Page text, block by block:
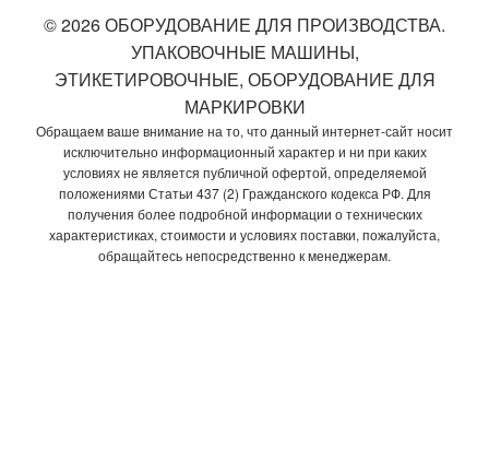
© 2026 ОБОРУДОВАНИЕ ДЛЯ ПРОИЗВОДСТВА.
УПАКОВОЧНЫЕ МАШИНЫ,
ЭТИКЕТИРОВОЧНЫЕ, ОБОРУДОВАНИЕ ДЛЯ
МАРКИРОВКИ
Обращаем ваше внимание на то, что данный интернет-сайт носит
исключительно информационный характер и ни при каких
условиях не является публичной офертой, определяемой
положениями Статьи 437 (2) Гражданского кодекса РФ. Для
получения более подробной информации о технических
характеристиках, стоимости и условиях поставки, пожалуйста,
обращайтесь непосредственно к менеджерам.